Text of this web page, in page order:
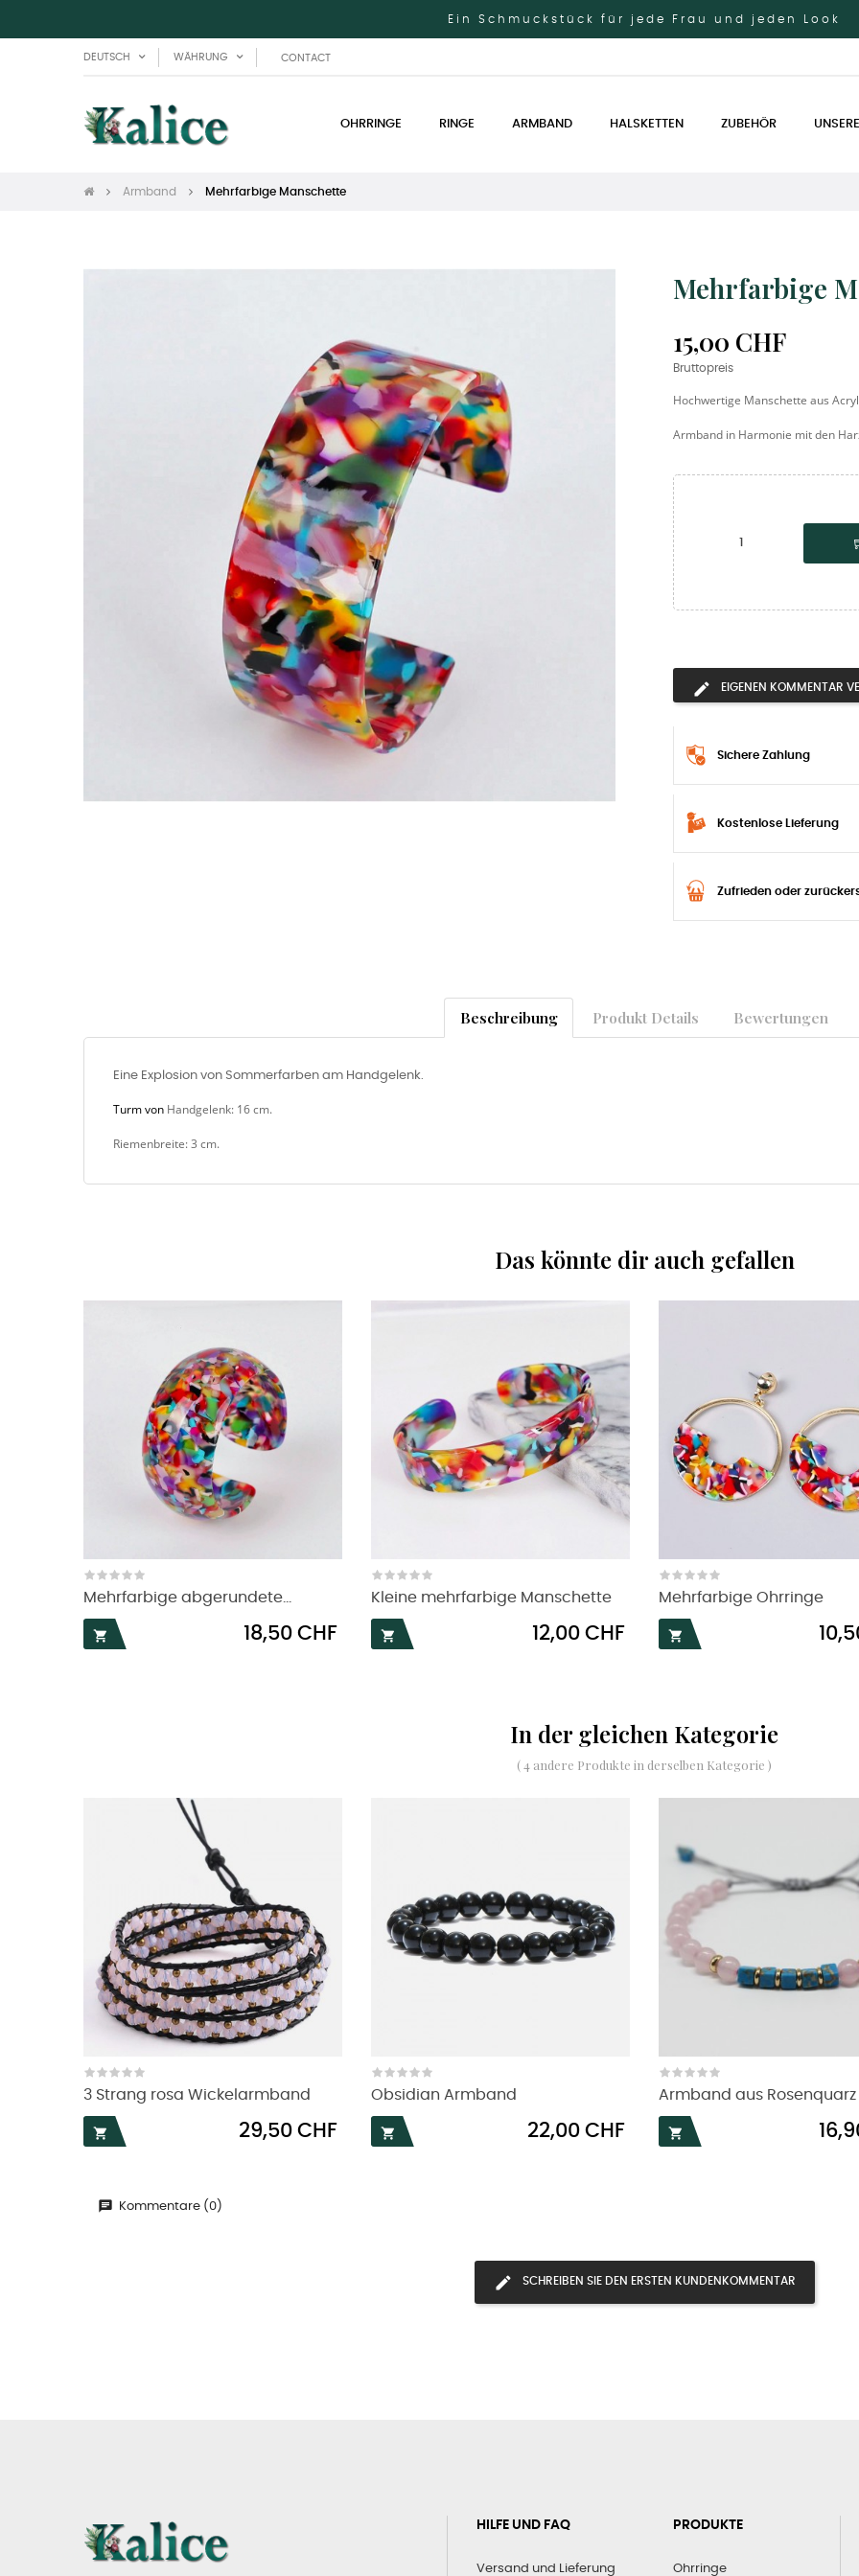
Ein Schmuckstück für jede Frau und jeden Look
DEUTSCH WÄHRUNG CONTACT
OHRRINGE RINGE ARMBAND HALSKETTEN ZUBEHÖR
Armband Mehrfarbige Manschette
Mehrfarbige
15,00 CHF
Bruttopreis
Hochwertige Manschette aus
Armband in Harmonie mit den
EIGENEN KOMMENTAR
Sichere Zahlung
Kostenlose Lieferung
Zufrieden oder
Beschreibung Produkt Details Bewertungen
Eine Explosion von Sommerfarben am Handgelenk.
Turm von Handgelenk: 16 cm.
Riemenbreite: 3 cm.
Das könnte dir auch gefallen
Mehrfarbige abgerundete...

Preis
18,50 CHF
Kleine mehrfarbige Manschette

Preis
12,00 CHF
Mehrfarbige Ohrringe

Preis
In der gleichen Kategorie
( 4 andere Produkte in derselben Kategorie )
3 Strang rosa Wickelarmband

Preis
29,50 CHF
Obsidian Armband

Preis
22,00 CHF
Armband aus Rosenquarz

Preis
Kommentare (0)
SCHREIBEN SIE DEN ERSTEN KUNDENKOMMENTAR
HILFE UND FAQ
Versand und Lieferung
PRODUKTE
Ohrringe